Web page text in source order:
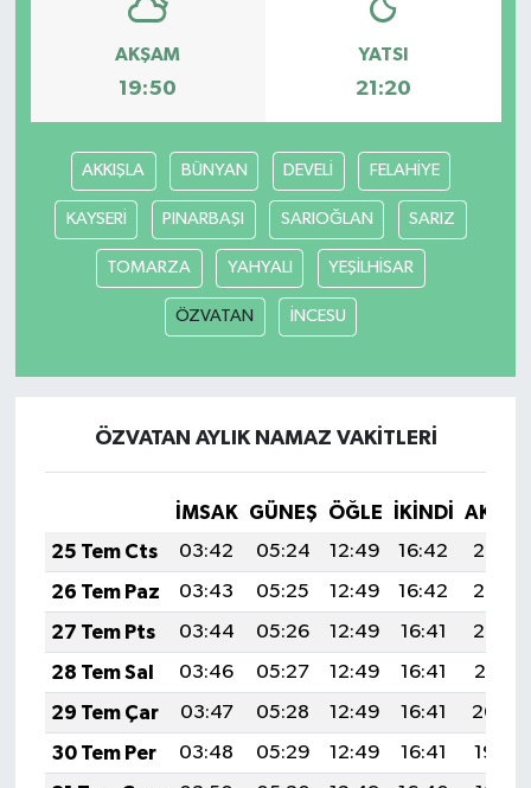
AKŞAM
19:50
YATSI
21:20
AKKIŞLA BÜNYAN DEVELİ FELAHİYE
KAYSERİ PINARBAŞI SARIOĞLAN SARIZ
TOMARZA YAHYALI YEŞİLHİSAR
ÖZVATAN İNCESU
ÖZVATAN AYLIK NAMAZ VAKITLERI
İMSAK GÜNEŞ ÖĞLE İKINDI
25 Tem Cts
03:42 05:24 12:49 16:42
20:03
26 Tem Paz
03:43 05:25 12:49 16:42
20:02
27 Tem Pts
03:44 05:26 12:49 16:41
20:02
28 Tem Sal
03:46 05:27 12:49 16:41
20:01
29 Tem Çar
03:47 05:28 12:49 16:41
20:00
30 Tem Per
03:48 05:29 12:49 16:41
19:59